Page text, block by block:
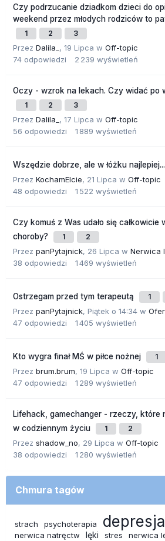
Czy podrzucanie dziadkom dzieci do
weekend przez młodych rodziców to
1 2 3
Przez Dalila_ , 19 Lipca w Off-topic
74 odpowiedzi 2 239 wyświetleń
Oczy - wzrok na lekach. Czy widać po
1 2 3
Przez Dalila_ , 17 Lipca w Off-topic
56 odpowiedzi 1 889 wyświetleń
Wszędzie dobrze, ale w łóżku najlepiej...
Przez KochamElcie, 21 Lipca w Off-topic
48 odpowiedzi 1 522 wyświetleń
Czy komuś z Was udało się całkowicie
choroby?
1 2
Przez panPytajnick, 26 Lipca w Nerwica
38 odpowiedzi 1 469 wyświetleń
Ostrzegam przed tym terapeutą 1
Przez panPytajnick, Piątek o 14:34 w
47 odpowiedzi 1 405 wyświetleń
Kto wygra finał MŚ w piłce nożnej 1
Przez brum.brum, 19 Lipca w Off-topic
47 odpowiedzi 1 289 wyświetleń
Lifehack, gamechanger - rzeczy, które
w codziennym życiu
1 2
Przez shadow_no, 29 Lipca w Off-topic
38 odpowiedzi 1 280 wyświetleń
Chmura tagów
strach psychoterapia depresja
nerwica natręctw lęki stres nerwica